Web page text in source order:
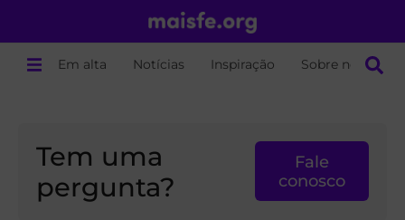
Em alta Notícias Inspiração Sobre nós
Tem uma
pergunta?
Fale
conosco